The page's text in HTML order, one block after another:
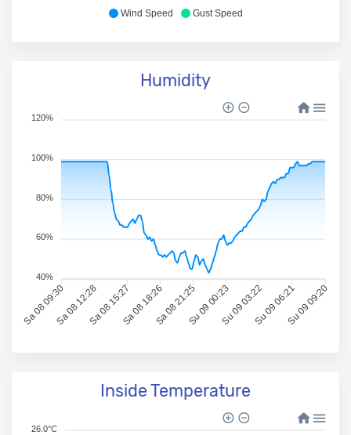
Wind Speed Gust Speed
Humidity
Sa 08 09:30Sa 08 12:28Sa 08 15:27Sa 08 18:26Sa 08 21:25Su 09 00:23Su 09 03:22Su 09 06:21Su 09 09:20
120%
100%
80%
60%
40%
Inside Temperature
26.0°C